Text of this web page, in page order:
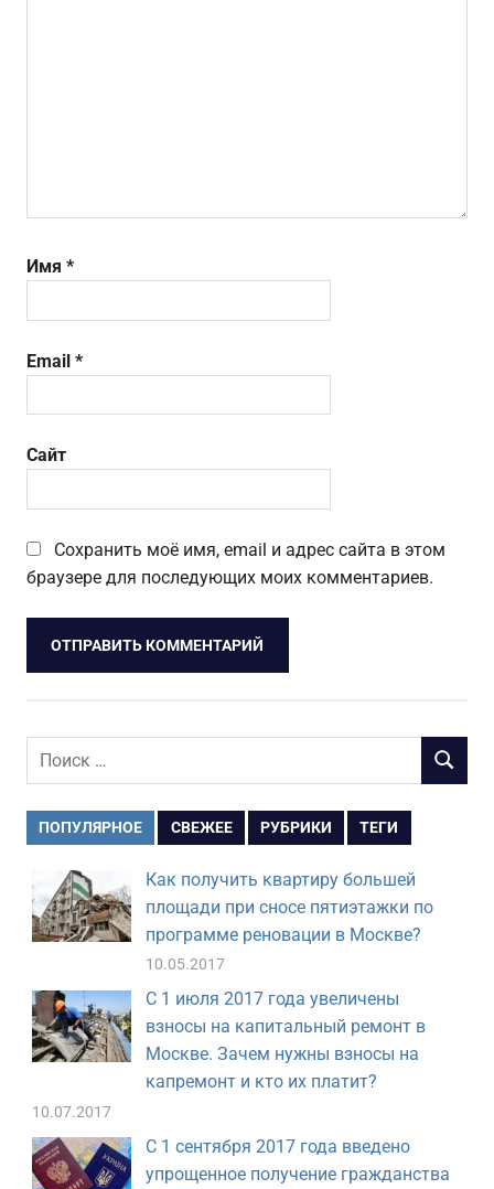
Имя *
Email *
Сайт
Сохранить моё имя, email и адрес сайта в этом
браузере для последующих моих комментариев.
Поиск
ПОИСК
ПОПУЛЯРНОЕ СВЕЖЕЕ РУБРИКИ ТЕГИ
Как получить квартиру большей
площади при сносе пятиэтажки по
программе реновации в Москве?
10.05.2017
С 1 июля 2017 года увеличены
взносы на капитальный ремонт в
Москве. Зачем нужны взносы на
капремонт и кто их платит?
10.07.2017
С 1 сентября 2017 года введено
упрощенное получение гражданства